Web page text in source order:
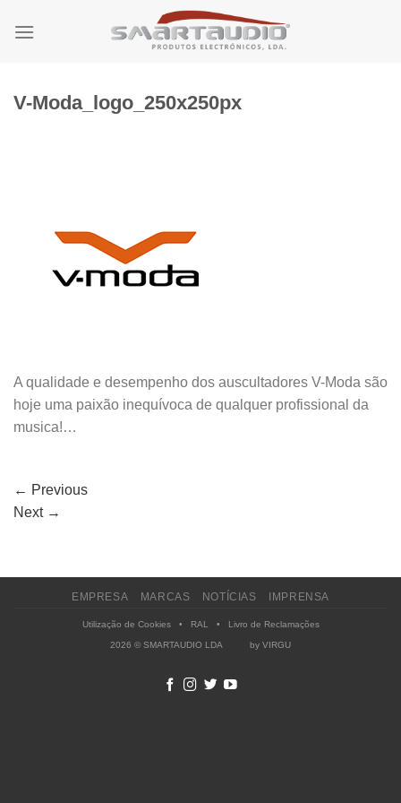
V-Moda_logo_250x250px
A qualidade e desempenho dos auscultadores V-Moda são
hoje uma paixão inequívoca de qualquer profissional da
musica!…
← Previous
Next →
EMPRESA MARCAS NOTÍCIAS IMPRENSA
Utilização de Cookies• RAL • Livro de Reclamações
2026 © SMARTAUDIO LDA by VIRGU